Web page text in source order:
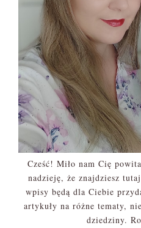
Cześć! Miło nam Cię
nadzieję, że znajdziesz
wpisy będą dla Ciebie
artykuły na różne tematy,
dziedziny.